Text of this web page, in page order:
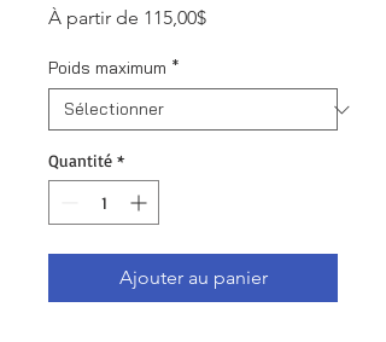
À partir de 115,00$Prix
Poids maximum *
Quantité *
Ajouter au panier